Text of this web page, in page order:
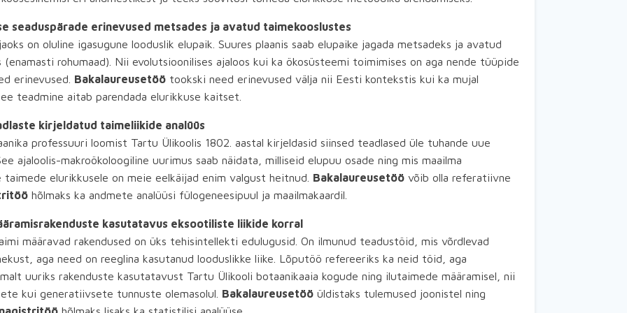
seaduspärade erinevused metsades ja avatud taimekooslustes
on oluline igasugune looduslik elupaik. Suures plaanis saab elupaike jagada metsadeks ja avatud
(enamasti rohumaad). Nii evolutsioonilises ajaloos kui ka ökosüsteemi toimimises on aga nende tüüpide
erinevused. Bakalaureusetöö tookski need erinevused välja nii Eesti kontekstis kui ka mujal
teadmine aitab parendada elurikkuse kaitset.
kirjeldatud taimeliikide analüüs
professuuri loomist Tartu Ülikoolis 1802. aastal kirjeldasid siinsed teadlased üle tuhande uue
ajaloolis-makroökoloogiline uurimus saab näidata, milliseid elupuu osade ning mis maailma
taimede elurikkusele on meie eelkäijad enim valgust heitnud. Bakalaureusetöö võib olla referatiivne
hõlmaks ka andmete analüüsi fülogeneesipuul ja maailmakaardil.
kasutatavus eksootiliste liikide korral
määravad rakendused on üks tehisintellekti edulugusid. On ilmunud teadustöid, mis võrdlevad
aga need on reeglina kasutanud looduslikke liike. Lõputöö refereeriks ka neid töid, aga
uuriks rakenduste kasutatavust Tartu Ülikooli botaanikaaia kogude ning ilutaimede määramisel, nii
kui generatiivsete tunnuste olemasolul. Bakalaureusetöö üldistaks tulemused joonistel ning